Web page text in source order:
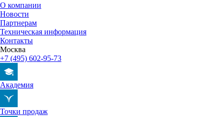
О компании
Новости
Партнерам
Техническая информация
Контакты
Москва
+7 (495) 602-95-73
Академия
Точки продаж